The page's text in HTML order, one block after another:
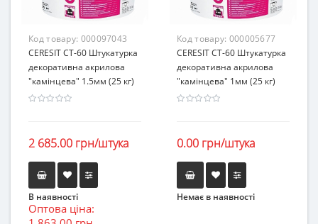
Код товару: 000097043
CERESIT CT-60 Штукатурка
декоративна акрилова
"камінцева" 1.5мм (25 кг)
2 685.00 грн/штука
В наявності
Оптова ціна:
Код товару: 000005677
CERESIT CT-60 Штукатурка
декоративна акрилова
"камінцева" 1мм (25 кг)
0.00 грн/штука
Немає в наявності